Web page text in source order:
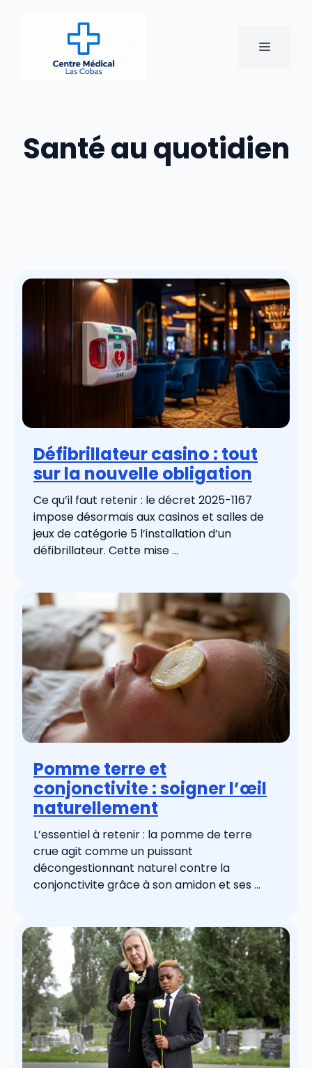
MENU
Santé au quotidien
Défibrillateur casino : tout
sur la nouvelle obligation
Ce qu’il faut retenir : le décret 2025-1167
impose désormais aux casinos et salles de
jeux de catégorie 5 l’installation d’un
défibrillateur. Cette mise ...
Pomme terre et
conjonctivite : soigner l’œil
naturellement
L’essentiel à retenir : la pomme de terre
crue agit comme un puissant
décongestionnant naturel contre la
conjonctivite grâce à son amidon et ses ...